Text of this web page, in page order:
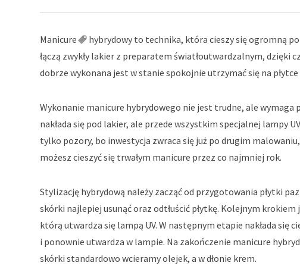
Manicure
hybrydowy to technika, która cieszy się ogromną
łączą zwykły lakier z preparatem światłoutwardzalnym, dzięki
dobrze wykonana jest w stanie spokojnie utrzymać się na
Wykonanie manicure hybrydowego nie jest trudne, ale
nakłada się pod lakier, ale przede wszystkim specjalnej lampy
tylko pozory, bo inwestycja zwraca się już po drugim
możesz cieszyć się trwałym manicure przez co najmniej rok.
Stylizację hybrydową należy zacząć od przygotowania płytki
skórki najlepiej usunąć oraz odtłuścić płytkę. Kolejnym
którą utwardza się lampą UV. W następnym etapie nakłada się
i ponownie utwardza w lampie. Na zakończenie manicure
skórki standardowo wcieramy olejek, a w dłonie krem.